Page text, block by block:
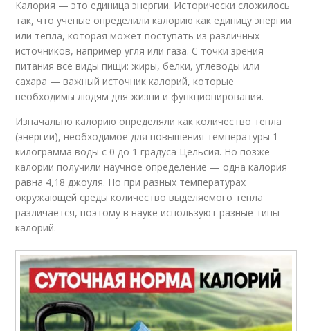
Калория — это единица энергии. Исторически сложилось
так, что ученые определили калорию как единицу энергии
или тепла, которая может поступать из различных
источников, например угля или газа. С точки зрения
питания все виды пищи: жиры, белки, углеводы или
сахара — важный источник калорий, которые
необходимы людям для жизни и функционирования.
Изначально калорию определяли как количество тепла
(энергии), необходимое для повышения температуры 1
килограмма воды с 0 до 1 градуса Цельсия. Но позже
калории получили научное определение — одна калория
равна 4,18 джоуля. Но при разных температурах
окружающей среды количество выделяемого тепла
различается, поэтому в науке используют разные типы
калорий.